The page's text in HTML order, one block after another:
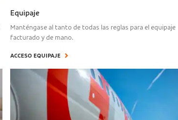
Equipaje
Manténgase al tanto de todas las reglas para el equipaje
facturado y de mano.
ACCESO EQUIPAJE